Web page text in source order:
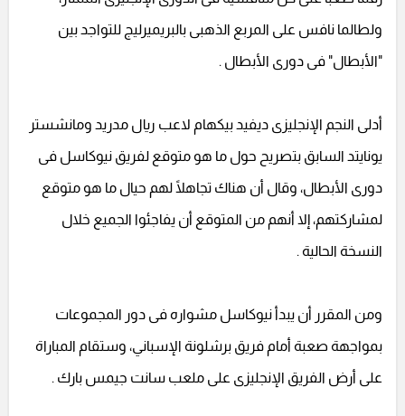
ولطالما نافس على المربع الذهبى بالبريميرليج للتواجد بين
"الأبطال" فى دورى الأبطال .
أدلى النجم الإنجليزى ديفيد بيكهام لاعب ريال مدريد ومانشستر
يونايتد السابق بتصريح حول ما هو متوقع لفريق نيوكاسل فى
دورى الأبطال، وقال أن هناك تجاهلًا لهم حيال ما هو متوقع
لمشاركتهم، إلا أنهم من المتوقع أن يفاجئوا الجميع خلال
النسخة الحالية .
ومن المقرر أن يبدأ نيوكاسل مشواره فى دور المجموعات
بمواجهة صعبة أمام فريق برشلونة الإسباني، وستقام المباراة
على أرض الفريق الإنجليزى على ملعب سانت جيمس بارك .